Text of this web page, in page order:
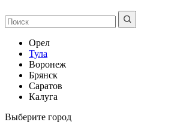
Орел
Тула
Воронеж
Брянск
Саратов
Калуга
Выберите город